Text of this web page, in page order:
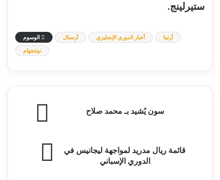
ستيرلينج.
الوسوم آرسنال أخبار الدوري الإنجليزي أرتيتا
نوتنجهام
صلاح
سون يُشيد بـ محمد صلاح
قائمة
ريالقائمة ريال مدريد لمواجهة ليجانيس في
الدوري الإسباني